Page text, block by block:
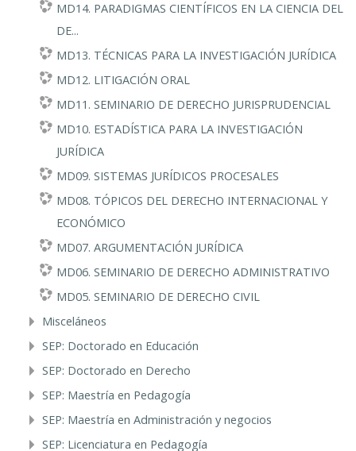
MD14. PARADIGMAS CIENTÍFICOS EN LA CIENCIA DEL
DE...
MD13. TÉCNICAS PARA LA INVESTIGACIÓN JURÍDICA
MD12. LITIGACIÓN ORAL
MD11. SEMINARIO DE DERECHO JURISPRUDENCIAL
MD10. ESTADÍSTICA PARA LA INVESTIGACIÓN
JURÍDICA
MD09. SISTEMAS JURÍDICOS PROCESALES
MD08. TÓPICOS DEL DERECHO INTERNACIONAL Y
ECONÓMICO
MD07. ARGUMENTACIÓN JURÍDICA
MD06. SEMINARIO DE DERECHO ADMINISTRATIVO
MD05. SEMINARIO DE DERECHO CIVIL
Misceláneos
SEP: Doctorado en Educación
SEP: Doctorado en Derecho
SEP: Maestría en Pedagogía
SEP: Maestría en Administración y negocios
SEP: Licenciatura en Pedagogía